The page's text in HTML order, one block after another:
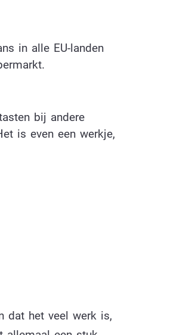
in alle EU-landen
bij andere
is even een werkje,
dat het veel werk is,